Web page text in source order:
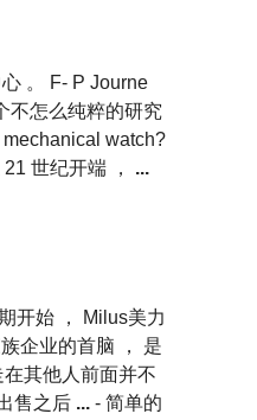
。 F- P Journe
不怎么纯粹的研究
mechanical watch?
世纪开端 ， ...
开始 ， Milus美力
企业的首脑 ， 是
其他人前面并不
售之后 ... - 简单的